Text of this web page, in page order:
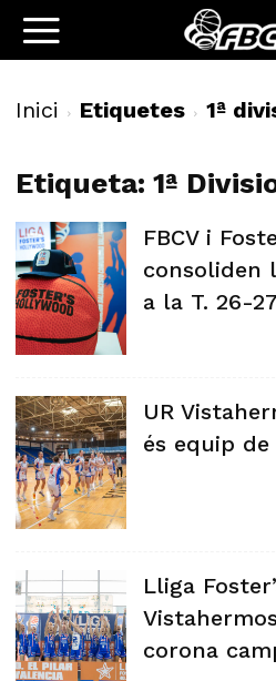
Inici Etiquetes 1ª
Etiqueta: 1ª
FBCV i
consoliden
a la T. 26-27
UR
és equip de
Lliga
corona